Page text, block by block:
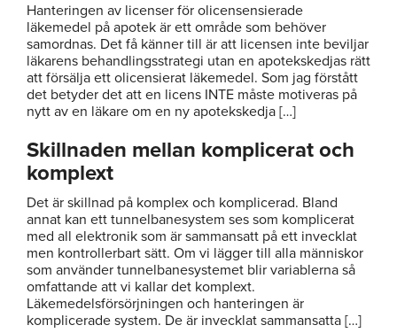
Hanteringen av licenser för olicensensierade
läkemedel på apotek är ett område som behöver
samordnas. Det få känner till är att licensen inte beviljar
läkarens behandlingsstrategi utan en apotekskedjas rätt
att försälja ett olicensierat läkemedel. Som jag förstått
det betyder det att en licens INTE måste motiveras på
nytt av en läkare om en ny apotekskedja […]
Skillnaden mellan komplicerat och
komplext
Det är skillnad på komplex och komplicerad. Bland
annat kan ett tunnelbanesystem ses som komplicerat
med all elektronik som är sammansatt på ett invecklat
men kontrollerbart sätt. Om vi lägger till alla människor
som använder tunnelbanesystemet blir variablerna så
omfattande att vi kallar det komplext.
Läkemedelsförsörjningen och hanteringen är
komplicerade system. De är invecklat sammansatta […]